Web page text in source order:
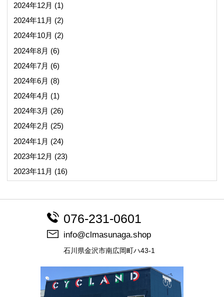
2024年12月 (1)
2024年11月 (2)
2024年10月 (2)
2024年8月 (6)
2024年7月 (6)
2024年6月 (8)
2024年4月 (1)
2024年3月 (26)
2024年2月 (25)
2024年1月 (24)
2023年12月 (23)
2023年11月 (16)
076-231-0601
info@clmasunaga.shop
石川県金沢市南広岡町ハ43-1